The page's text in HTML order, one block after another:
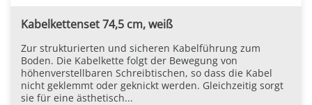
Kabelkettenset 74,5 cm, weiß
Zur strukturierten und sicheren Kabelführung zum
Boden. Die Kabelkette folgt der Bewegung von
höhenverstellbaren Schreibtischen, so dass die Kabel
nicht geklemmt oder geknickt werden. Gleichzeitig sorgt
sie für eine ästhetisch...